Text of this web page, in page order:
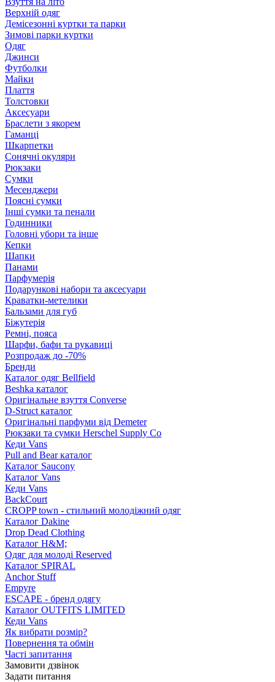
Верхній одяг
Демісезонні куртки та парки
Зимові парки куртки
Одяг
Джинси
Футболки
Майки
Плаття
Толстовки
Аксесуари
Браслети з якорем
Гаманці
Шкарпетки
Сонячні окуляри
Рюкзаки
Сумки
Месенджери
Поясні сумки
Інші сумки та пенали
Годинники
Головні убори та інше
Кепки
Шапки
Панами
Парфумерія
Подарункові набори та аксесуари
Краватки-метелики
Бальзами для губ
Біжутерія
Ремні, пояса
Шарфи, бафи та рукавиці
Розпродаж до -70%
Бренди
Каталог одяг Bellfield
Beshka каталог
Оригінальне взуття Converse
D-Struct каталог
Оригінальні парфуми від Demeter
Рюкзаки та сумки Herschel Supply Co
Кеди Vans
Pull and Bear каталог
Каталог Saucony
Каталог Vans
Кеди Vans
BackCourt
CROPP town - стильний молодіжний одяг
Каталог Dakine
Drop Dead Clothing
Каталог H&M;
Одяг для молоді Reserved
Каталог SPIRAL
Anchor Stuff
Empyre
ESCAPE - бренд одягу
Каталог OUTFITS LIMITED
Кеди Vans
Як вибрати розмір?
Повернення та обмін
Часті запитання
Замовити дзвінок
Задати питання